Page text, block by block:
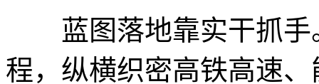
蓝图落地靠实干抓手
程，纵横织密高铁高速